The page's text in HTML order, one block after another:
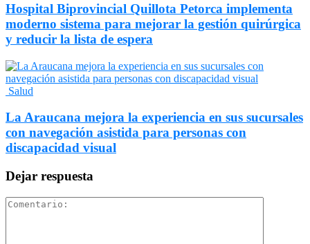
Hospital Biprovincial Quillota Petorca implementa
moderno sistema para mejorar la gestión quirúrgica
y reducir la lista de espera
Salud
La Araucana mejora la experiencia en sus sucursales
con navegación asistida para personas con
discapacidad visual
Dejar respuesta